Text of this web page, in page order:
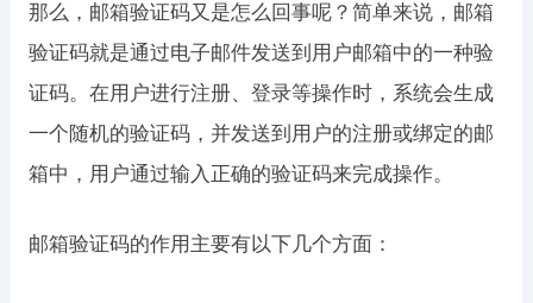
那么，邮箱验证码又是怎么回事呢？简单来说，邮箱
验证码就是通过电子邮件发送到用户邮箱中的一种验
证码。在用户进行注册、登录等操作时，系统会生成
一个随机的验证码，并发送到用户的注册或绑定的邮
箱中，用户通过输入正确的验证码来完成操作。
邮箱验证码的作用主要有以下几个方面：